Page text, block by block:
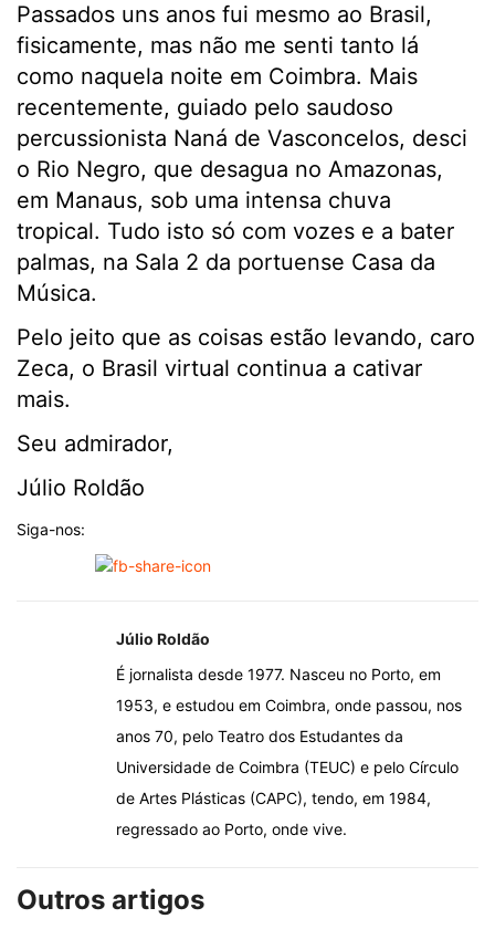
Passados uns anos fui mesmo ao Brasil,
fisicamente, mas não me senti tanto lá
como naquela noite em Coimbra. Mais
recentemente, guiado pelo saudoso
percussionista Naná de Vasconcelos, desci
o Rio Negro, que desagua no Amazonas,
em Manaus, sob uma intensa chuva
tropical. Tudo isto só com vozes e a bater
palmas, na Sala 2 da portuense Casa da
Música.
Pelo jeito que as coisas estão levando, caro
Zeca, o Brasil virtual continua a cativar
mais.
Seu admirador,
Júlio Roldão
Siga-nos:
Júlio Roldão
É jornalista desde 1977. Nasceu no Porto, em
1953, e estudou em Coimbra, onde passou, nos
anos 70, pelo Teatro dos Estudantes da
Universidade de Coimbra (TEUC) e pelo Círculo
de Artes Plásticas (CAPC), tendo, em 1984,
regressado ao Porto, onde vive.
Outros artigos